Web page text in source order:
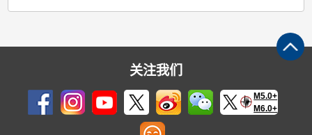
关注我们
M5.0+
M6.0+